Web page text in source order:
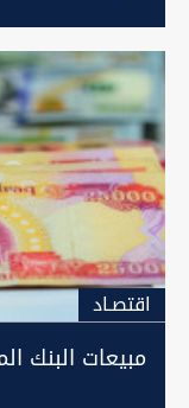
اقتصـاد
مبيعات البنك